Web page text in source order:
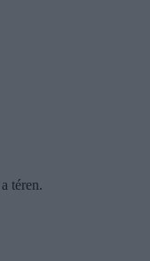
téren.